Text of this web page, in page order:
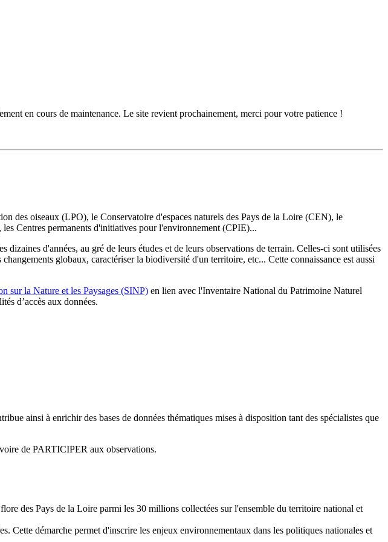
en cours de maintenance. Le site revient prochainement, merci pour votre patience !
des oiseaux (LPO), le Conservatoire d'espaces naturels des Pays de la Loire (CEN), le
Centres permanents d'initiatives pour l'environnement (CPIE)...
d'années, au gré de leurs études et de leurs observations de terrain. Celles-ci sont utilisées
globaux, caractériser la biodiversité d'un territoire, etc... Cette connaissance est aussi
sur la Nature et les Paysages (SINP) en lien avec l'Inventaire National du Patrimoine Naturel
d’accès aux données.
ainsi à enrichir des bases de données thématiques mises à disposition tant des spécialistes que
de PARTICIPER aux observations.
des Pays de la Loire parmi les 30 millions collectées sur l'ensemble du territoire national et
Cette démarche permet d'inscrire les enjeux environnementaux dans les politiques nationales et